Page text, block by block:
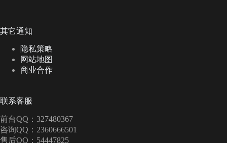
其它通知
隐私策略
网站地图
商业合作
联系客服
前台QQ：327480367
咨询QQ：2360666501
售后QQ：54447825